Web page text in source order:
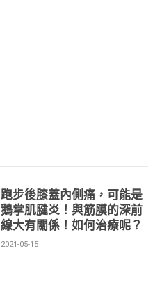
跑步後膝蓋內側痛，可能是
鵝掌肌腱炎！與筋膜的深前
線大有關係！如何治療呢？
2021-05-15